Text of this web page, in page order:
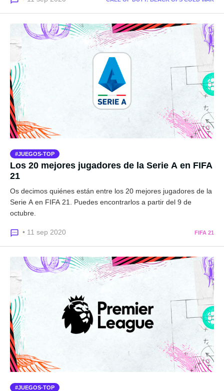
JUEGOS-TOP
Los 20 mejores jugadores de la Serie A en FIFA
21
Os decimos quiénes están entre los 20 mejores jugadores de la
Serie A en FIFA 21. Puedes encontrarlos a partir del 9 de
octubre.
• 11 sep 2020 FIFA 21
JUEGOS-TOP